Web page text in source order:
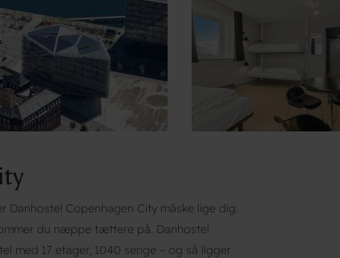
Danhostel Copenhagen City måske lige dig.
du næppe tættere på. Danhostel
med 17 etager, 1040 senge – og så ligger